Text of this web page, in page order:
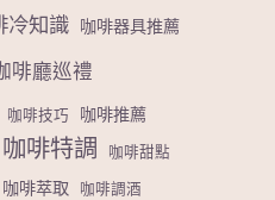
冷知識 咖啡器具推薦
啡廳巡禮
咖啡技巧 咖啡推薦
咖啡特調 咖啡甜點
咖啡萃取 咖啡調酒